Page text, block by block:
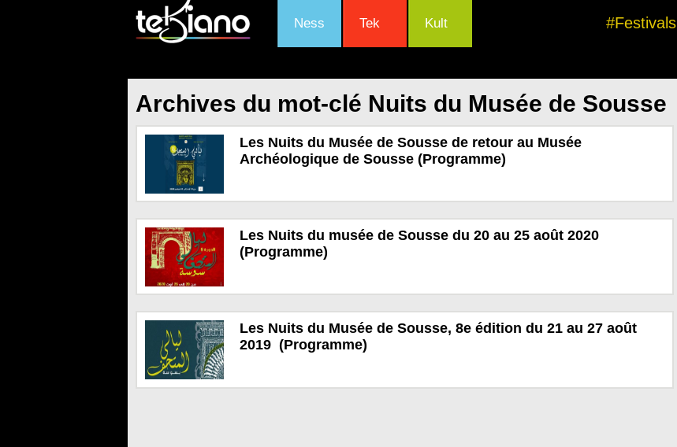
Ness Tek Kult #Festivals
Archives du mot-clé Nuits du Musée de Sousse
Les Nuits du Musée de Sousse de retour au Musée
Archéologique de Sousse (Programme)
Les Nuits du musée de Sousse du 20 au 25 août 2020
(Programme)
Les Nuits du Musée de Sousse, 8e édition du 21 au 27 août
2019 (Programme)